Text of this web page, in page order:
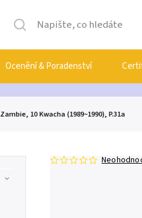
Ocenění & Poradenství
Zambie, 10 Kwacha (1989~1990), P.31a